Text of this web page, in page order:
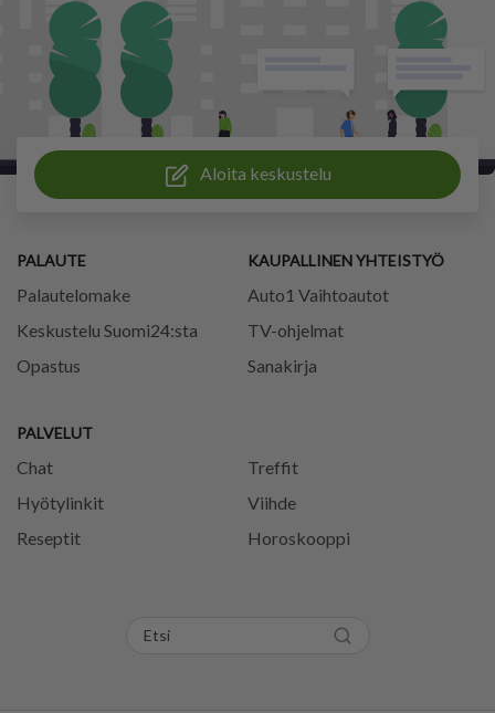
Aloita keskustelu
PALAUTE
Palautelomake
Keskustelu Suomi24:sta
Opastus
PALVELUT
Chat
Treffit
Hyötylinkit
Viihde
Reseptit
Horoskooppi
KAUPALLINEN YHTEISTYÖ
Auto1 Vaihtoautot
TV-ohjelmat
Sanakirja